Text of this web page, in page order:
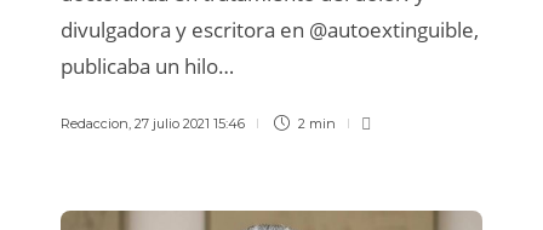
divulgadora y escritora en @autoextinguible,
publicaba un hilo…
Redaccion, 27 julio 2021 15:46 2 min